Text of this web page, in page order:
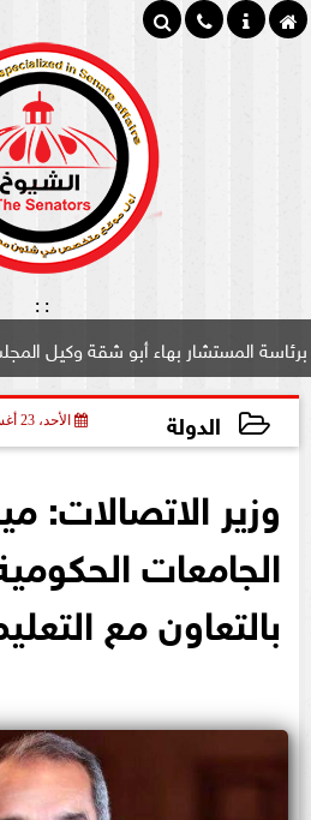
:
:
بهاء أبو شقة وكيل المجلس...
الدولة الأحد، 23 أغسطس 2020
وزير الاتصالات:
الجامعات
بالتعاون مع